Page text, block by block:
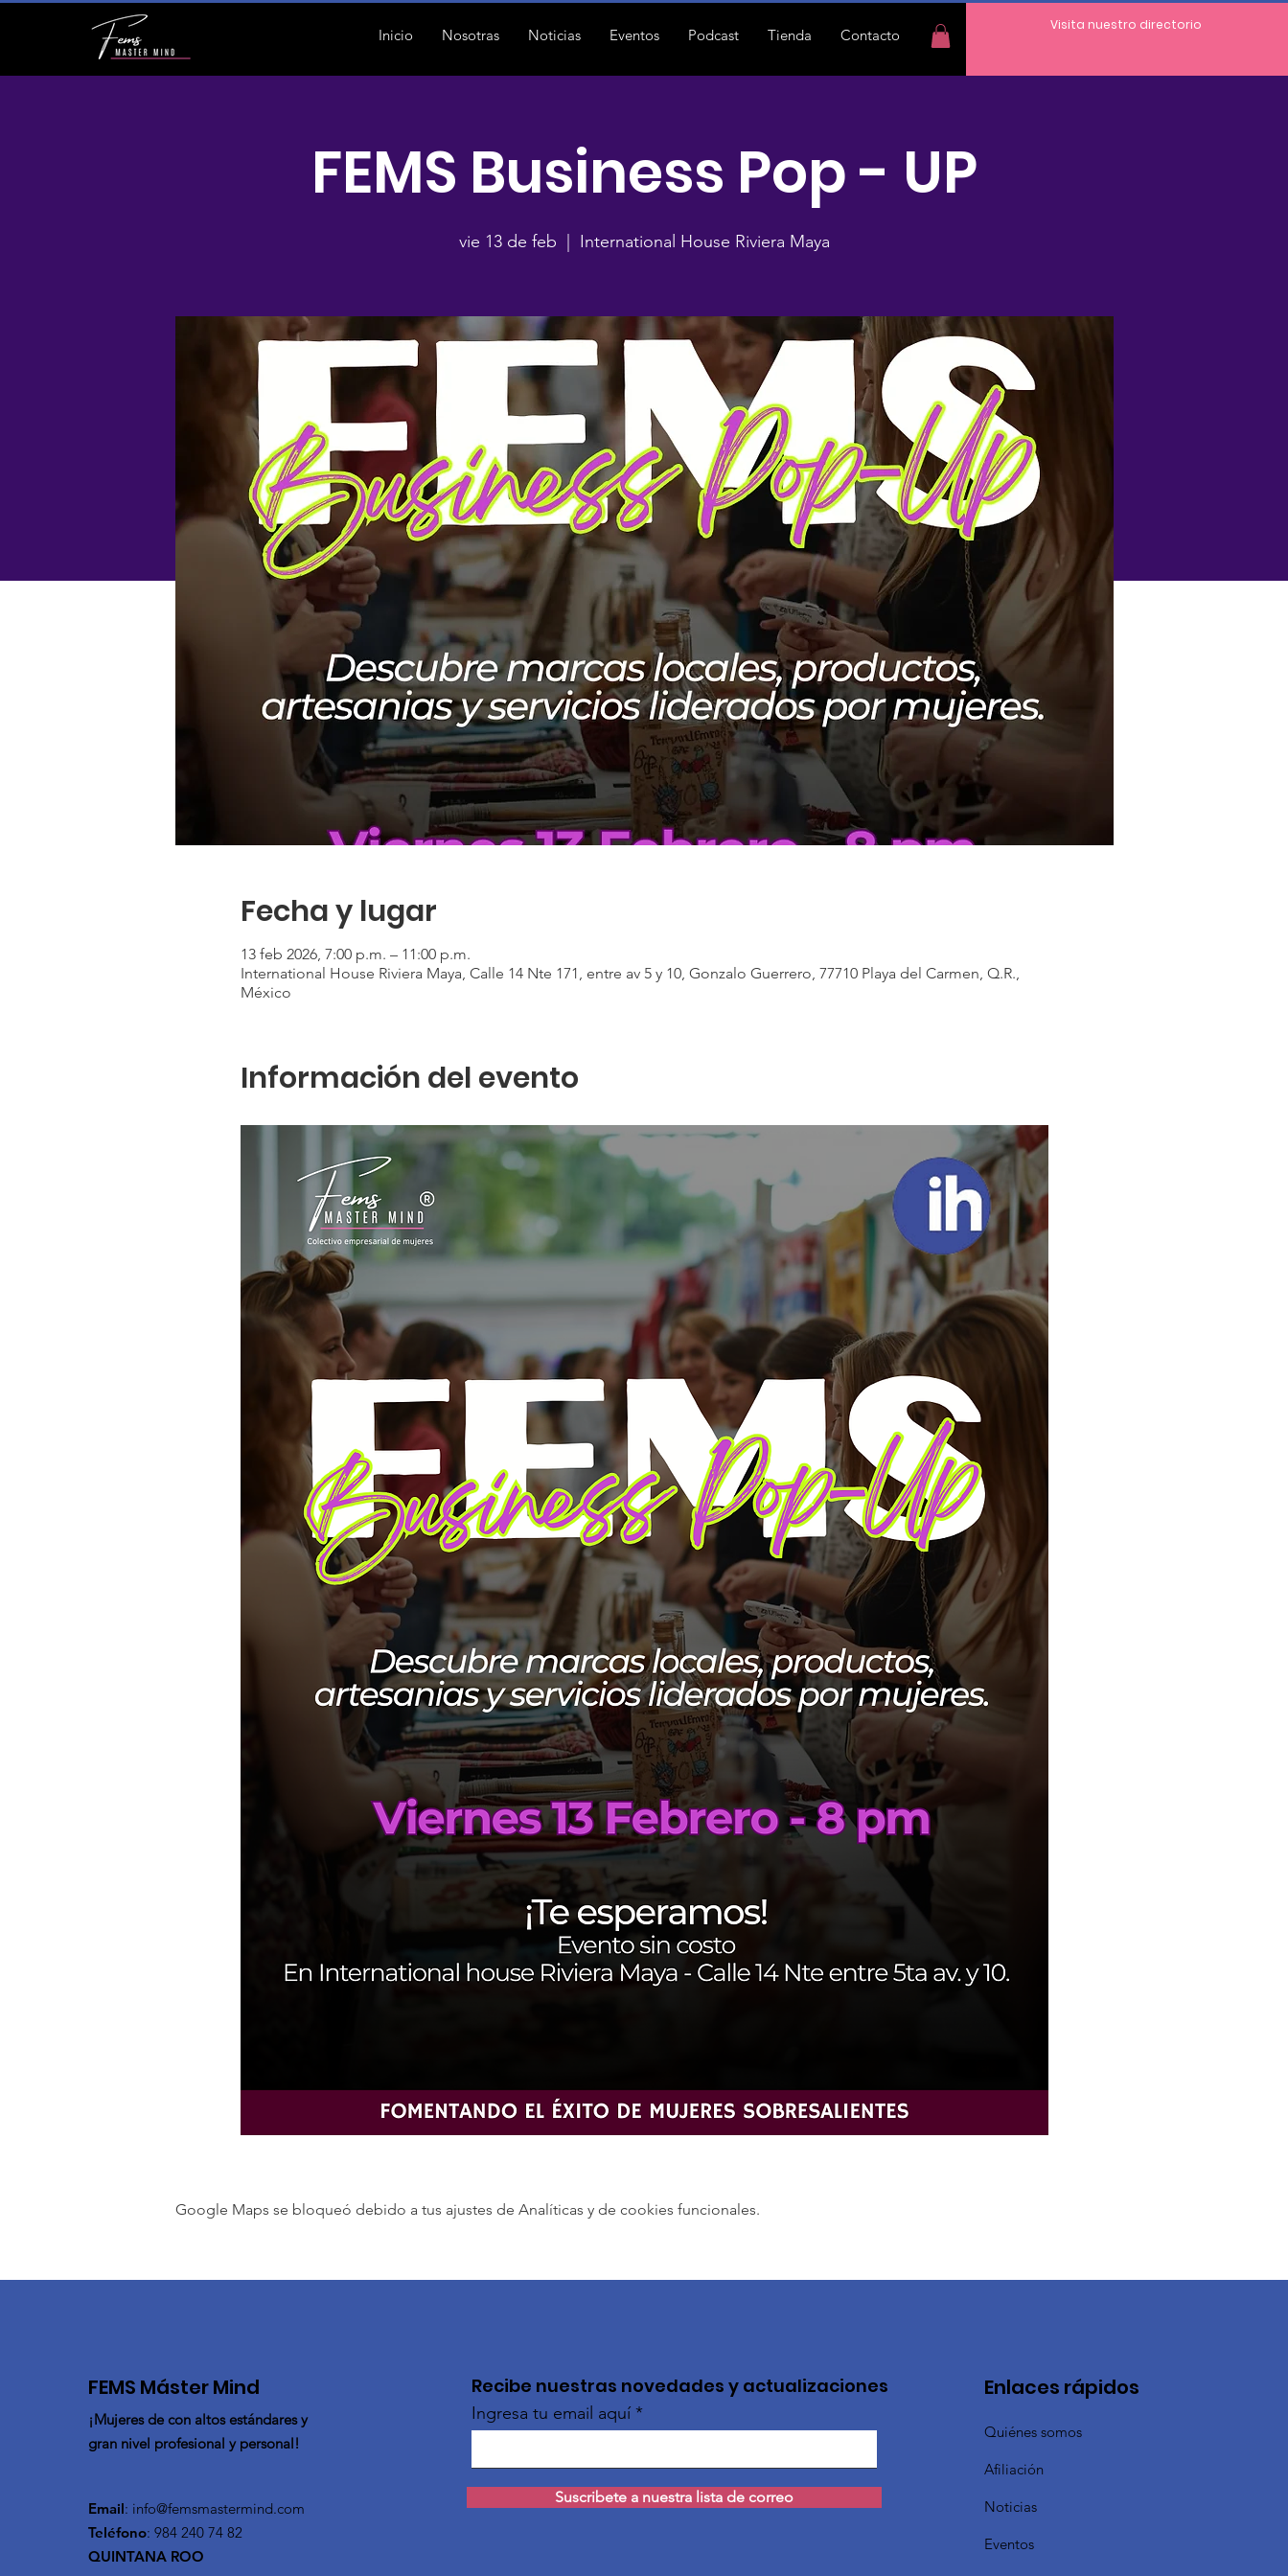
Inicio Nosotras Noticias Eventos Podcast Tienda Contacto
Visita nuestro directorio
FEMS Business Pop - UP
vie 13 de feb International House Riviera Maya
Fecha y lugar
13 feb 2026, 7:00 p.m. – 11:00 p.m.
International House Riviera Maya, Calle 14 Nte 171, entre av 5 y 10, Gonzalo Guerrero, 77710 Playa del Carmen, Q.R.,
México
Información del evento
Google Maps se bloqueó debido a tus ajustes de Analíticas y de cookies funcionales.
FEMS Máster Mind
¡Mujeres de con altos estándares y
gran nivel profesional y personal!
Email: info@femsmastermind.com
Teléfono: 984 240 74 82
QUINTANA ROO
Recibe nuestras novedades y actualizaciones
Ingresa tu email aquí
Suscribete a nuestra lista de correo
Enlaces rápidos
Quiénes somos
Afiliación
Noticias
Eventos